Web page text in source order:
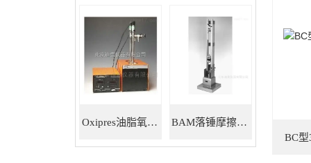
Oxipres油脂氧化稳定性仪 BAM落锤摩擦感度仪
BC